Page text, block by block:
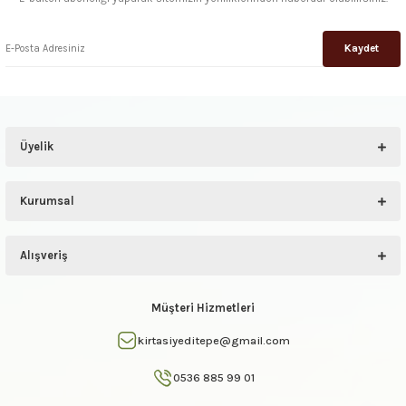
Kaydet
Üyelik
Kurumsal
Alışveriş
Müşteri Hizmetleri
kirtasiyeditepe@gmail.com
0536 885 99 01